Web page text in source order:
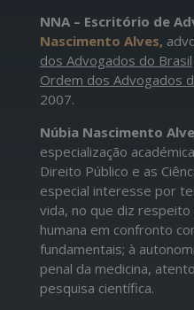
NNA – Escritório de
Nascimento Alves,
dos Advogados do Brasil
Ordem dos Advogados
2007.
Núbia Nascimento
especialização
Direito Público e as
especial interesse por
vida, no que diz respeito
humana em confronto
fundamentais; à
penal da medicina,
pesquisa científica.